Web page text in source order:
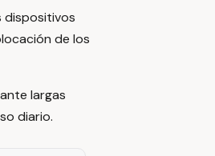
dispositivos
de los
largas
diario.